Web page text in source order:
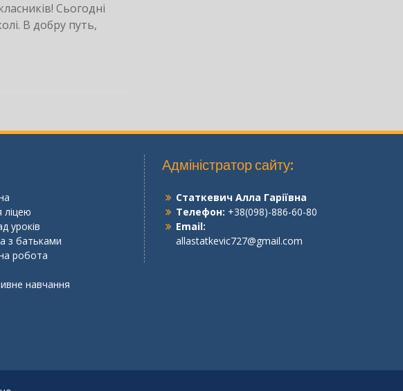
Сьогодні
В добру путь,
ліцею
уроків
з батьками
робота
навчання
Адміністратор сайту:
Статкевич Алла Гаріївна
Телефон: +38(098)-886-60-80
Email:
allastatkevic727@gmail.com